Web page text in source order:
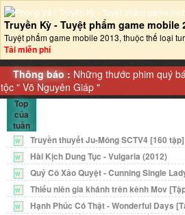
Truyền Kỳ - Tuyệt phẩm game mobile
Tuyệt phẩm game mobile 2013, thuộc thể loại
Tải miễn phí
Thông báo : Những thước phim quý
tộc "Võ Nguyên Giáp "
Top
của
tuần
W Truyền thuyết Ju-Mông SCTV4 [160 tập]
W Hài Kịch Dung Tục - Vulgaria (2012)
W Quý Cô Xảo Quyệt - Cunning Single
W Thiếu niên gia khánh trên kênh Mov
W Hạnh Phúc Có Thật - Wonderful Days